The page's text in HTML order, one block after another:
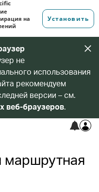
не
использования
рекомендуем
версии – см.
веб-браузеров.
маршрутная